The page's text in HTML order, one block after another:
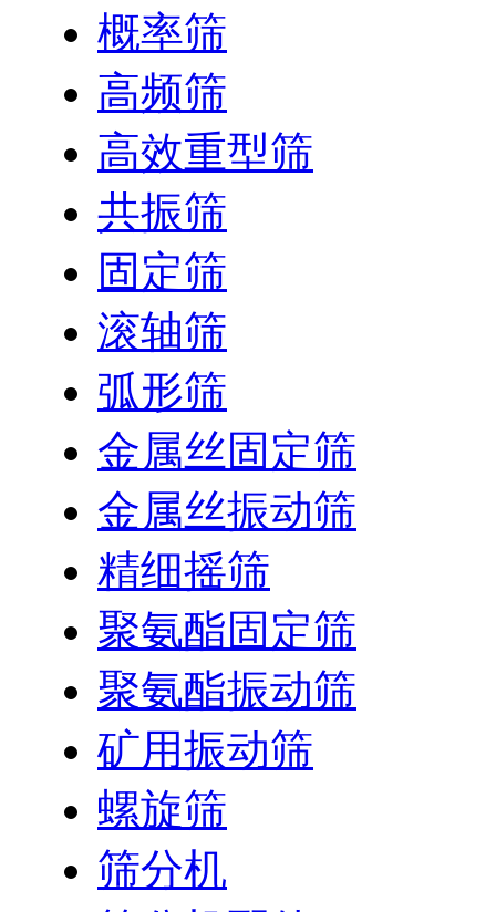
概率筛
高频筛
高效重型筛
共振筛
固定筛
滚轴筛
弧形筛
金属丝固定筛
金属丝振动筛
精细摇筛
聚氨酯固定筛
聚氨酯振动筛
矿用振动筛
螺旋筛
筛分机